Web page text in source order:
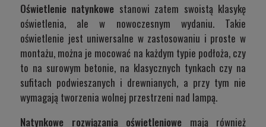
Oświetlenie natynkowe stanowi zatem swoistą klasykę
oświetlenia, ale w nowoczesnym wydaniu. Takie
oświetlenie jest uniwersalne w zastosowaniu i proste w
montażu, można je mocować na każdym typie podłoża, czy
to na surowym betonie, na klasycznych tynkach czy na
sufitach podwieszanych i drewnianych, a przy tym nie
wymagają tworzenia wolnej przestrzeni nad lampą.
Natynkowe rozwiązania oświetleniowe mają również